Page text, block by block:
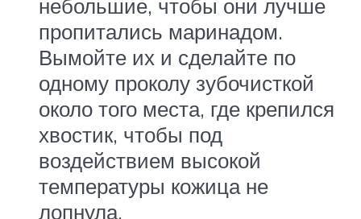
небольшие, чтобы они лучше
пропитались маринадом.
Вымойте их и сделайте по
одному проколу зубочисткой
около того места, где крепился
хвостик, чтобы под
воздействием высокой
температуры кожица не
лопнула.